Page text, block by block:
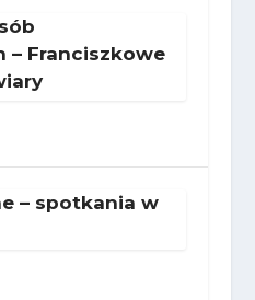
– Franciszkowe
– spotkania w